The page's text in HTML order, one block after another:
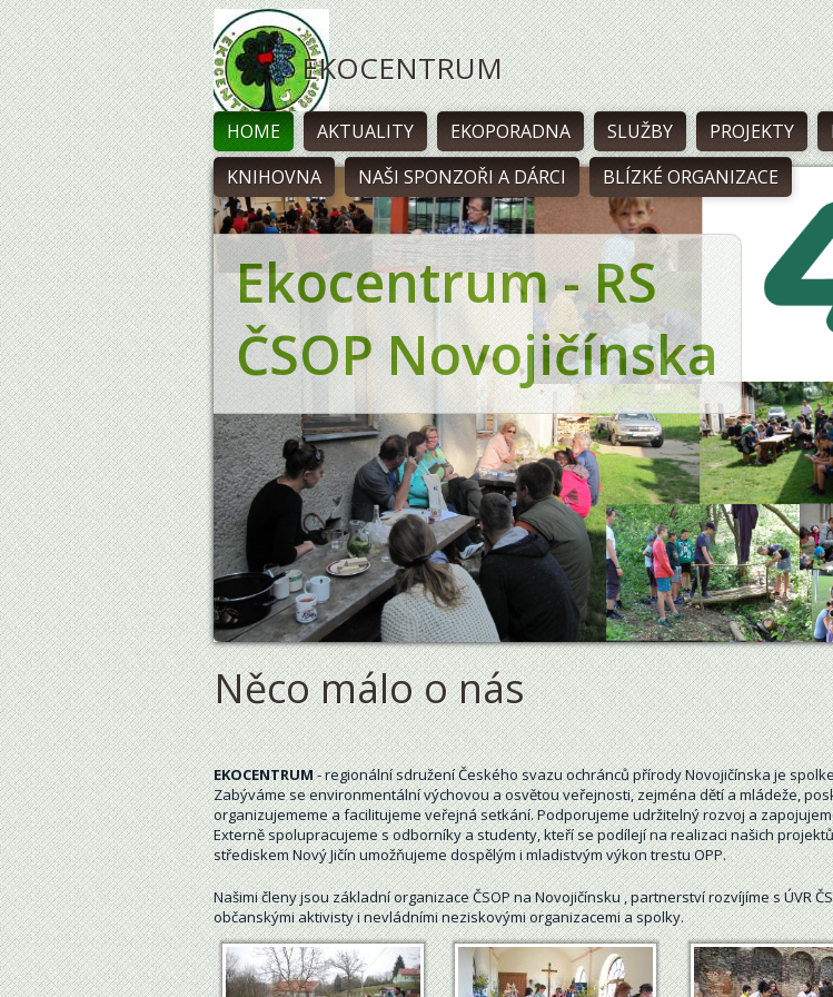
EKOCENTRUM
HOME AKTUALITY EKOPORADNA SLUŽBY PROJEKTY
KNIHOVNA
NAŠI SPONZOŘI A DÁRCI BLÍZKÉ ORGANIZACE
Ekocentrum - RS
ČSOP Novojičínska
Něco málo o nás
EKOCENTRUM- regionální sdružení Českého svazu ochránců přírody Novojičínska je
Zabýváme se environmentální výchovou a osvětou veřejnosti, zejména dětí a mládeže,
organizujememe a facilitujeme veřejná setkání. Podporujeme udržitelný rozvoj a
Externě spolupracujeme s odborníky a studenty, kteří se podílejí na realizaci našich
střediskem Nový Jičín umožňujeme dospělým i mladistvým výkon trestu OPP.
Našimi členy jsou základní organizace ČSOP na Novojičínsku , partnerství rozvíjíme s ÚVR
občanskými aktivisty i nevládními neziskovými organizacemi a spolky.